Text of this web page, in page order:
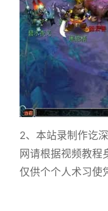
2、本站录制作讫
网请根据视频教程
仅供个个人术习使